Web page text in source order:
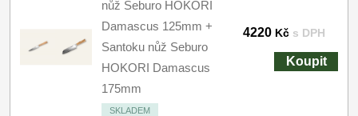
nůž Seburo HOKORI
Damascus 125mm +
Santoku nůž Seburo
HOKORI Damascus
175mm
SKLADEM
4220 Kč s DPH
Koupit